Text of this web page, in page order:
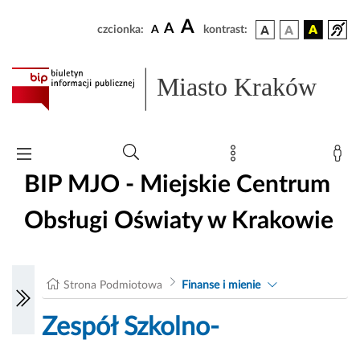
czcionka: A A A kontrast:
Miasto Kraków
BIP MJO - Miejskie Centrum
Obsługi Oświaty w Krakowie
Strona Podmiotowa Finanse i mienie
Zespół Szkolno-